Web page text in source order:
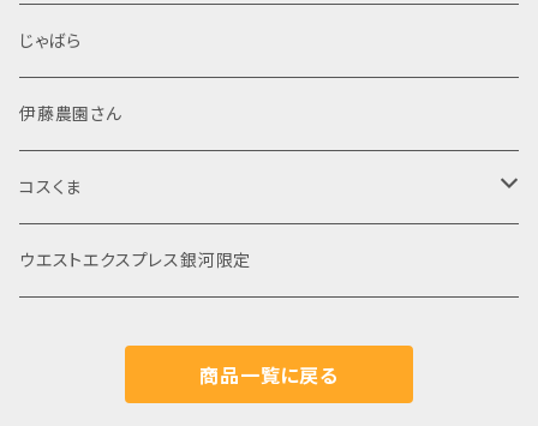
海産物加工品
詰め合わせ
米
じゃばら
マスコット
般若心経
シール・ステッカー
線香
酒類
その他
じゃばら
伊藤農園さん
コスくま
食品
ウエストエクスプレス銀河限定
商品一覧に戻る